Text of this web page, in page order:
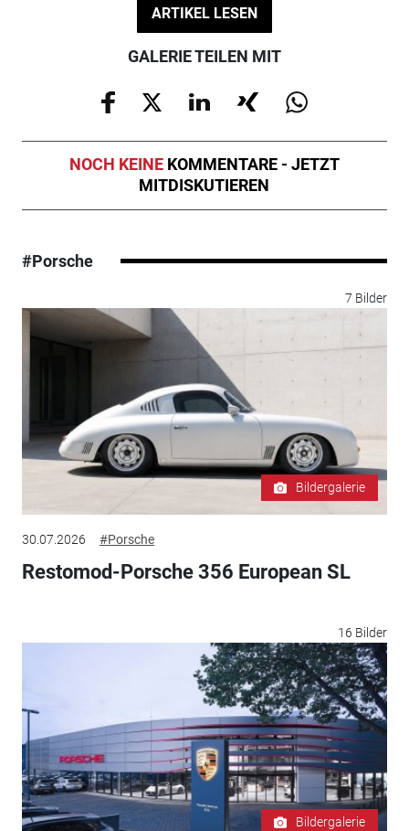
ARTIKEL LESEN
GALERIE TEILEN MIT
NOCH KEINE KOMMENTARE - JETZT
MITDISKUTIEREN
#Porsche
7 Bilder
Bildergalerie
30.07.2026 #Porsche
Restomod-Porsche 356 European SL
16 Bilder
Bildergalerie